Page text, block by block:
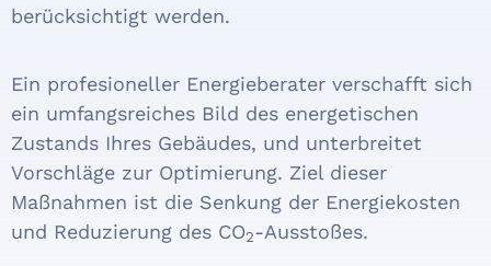
berücksichtigt werden.
Ein profesioneller Energie­berater verschafft sich
ein umfangsreiches Bild des energe­tischen
Zustands Ihres Gebäudes, und unterbreitet
Vorschläge zur Opti­mierung. Ziel dieser
Maßnahmen ist die Senkung der Energie­kosten
und Reduzierung des CO2-Aus­stoßes.